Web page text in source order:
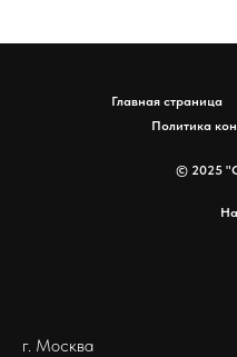
Главная страница
Политика
© 2025
г. Москва